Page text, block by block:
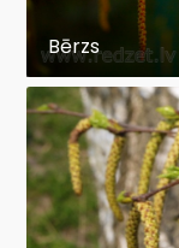
Bērzs